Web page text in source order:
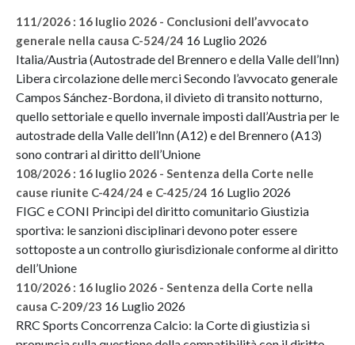
111/2026 : 16 luglio 2026 - Conclusioni dell’avvocato
generale nella causa C-524/24 16 Luglio 2026
Italia/Austria (Autostrade del Brennero e della Valle dell’Inn)
Libera circolazione delle merci Secondo l’avvocato generale
Campos Sánchez-Bordona, il divieto di transito notturno,
quello settoriale e quello invernale imposti dall’Austria per le
autostrade della Valle dell’Inn (A12) e del Brennero (A13)
sono contrari al diritto dell’Unione
108/2026 : 16 luglio 2026 - Sentenza della Corte nelle
cause riunite C-424/24 e C-425/24 16 Luglio 2026
FIGC e CONI Principi del diritto comunitario Giustizia
sportiva: le sanzioni disciplinari devono poter essere
sottoposte a un controllo giurisdizionale conforme al diritto
dell’Unione
110/2026 : 16 luglio 2026 - Sentenza della Corte nella
causa C-209/23 16 Luglio 2026
RRC Sports Concorrenza Calcio: la Corte di giustizia si